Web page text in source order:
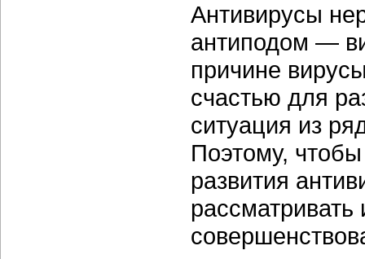
Антивирусы
антиподом —
причине
счастью для
ситуация из
Поэтому,
развития